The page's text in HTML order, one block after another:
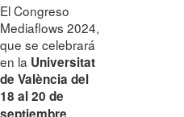
El Congreso
Mediaflows 2024,
que se celebrará
en la Universitat
de València del
18 al 20 de
septiembre,